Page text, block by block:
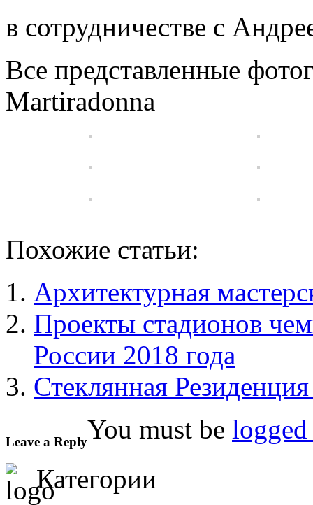
в сотрудничестве с
Все представленные
Martiradonna
Похожие статьи:
Архитектурная
Проекты стадионов
России 2018 года
Стеклянная
Leave a ReplyYou must be
Категории